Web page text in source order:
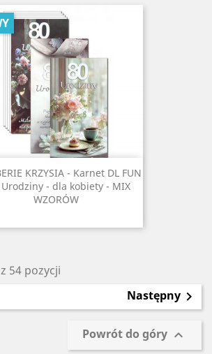
KRZYSIA - Karnet DL FUN
- dla kobiety - MIX
WZORÓW
54 pozycji
Następny 
Powrót do góry 